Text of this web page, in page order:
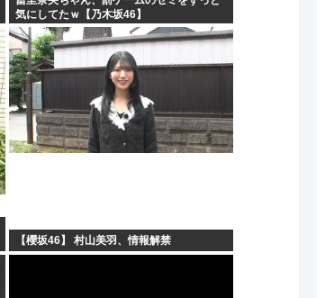
気にしてたｗ【乃木坂46】
【櫻坂46】 村山美羽、情報解禁